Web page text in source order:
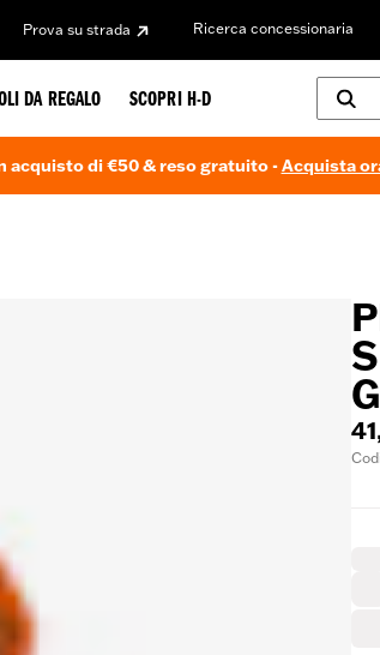
Prova su strada Ricerca concessionaria
DA REGALO SCOPRI H-D
acquisto di €50 & reso gratuito -Acquista